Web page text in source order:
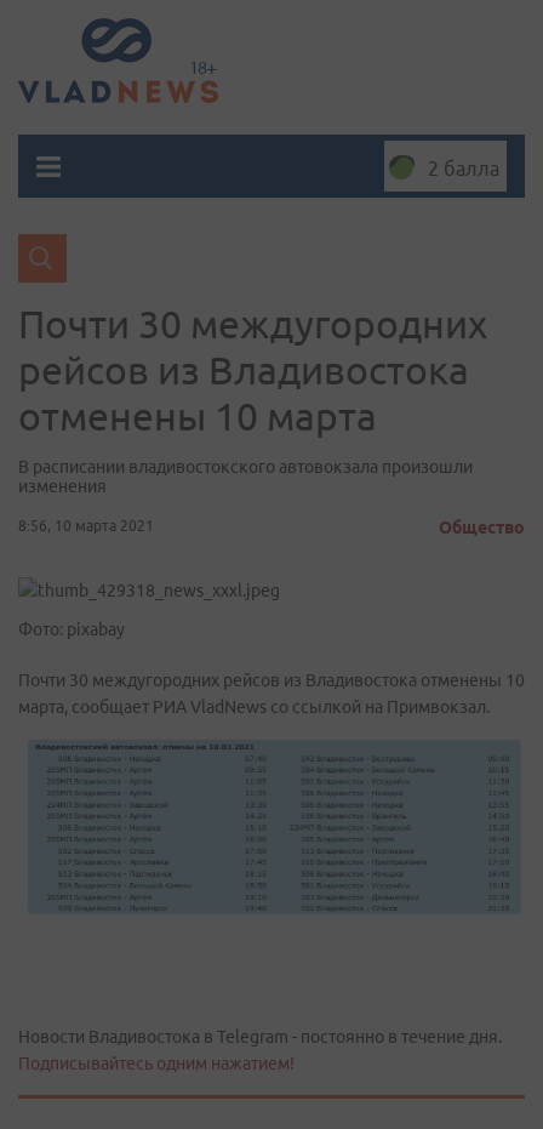
2 балла
Почти 30 междугородних
рейсов из Владивостока
отменены 10 марта
В расписании владивостокского автовокзала произошли
изменения
8:56, 10 марта 2021 Общество
Фото: pixabay
Почти 30 междугородних рейсов из Владивостока отменены 10
марта, сообщает РИА VladNews со ссылкой на Примвокзал.
Новости Владивостока в Telegram - постоянно в течение дня.
Подписывайтесь одним нажатием!